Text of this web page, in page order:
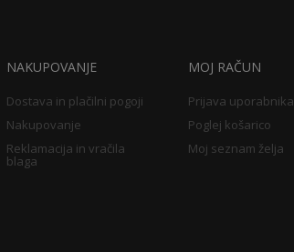
NAKUPOVANJE
Dostava in plačilni pogoji
Nakupovanje
Reklamacija in vračila
blaga
MOJ RAČUN
Prijava uporabnika
Poglej košarico
Moj seznam želja